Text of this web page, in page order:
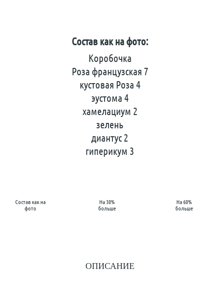
Состав как на фото:
Коробочка
Роза французская 7
кустовая Роза 4
эустома 4
хамелациум 2
зелень
диантус 2
гиперикум 3
Состав как на
фото
На 30%
больше
На 60%
больше
ОПИСАНИЕ